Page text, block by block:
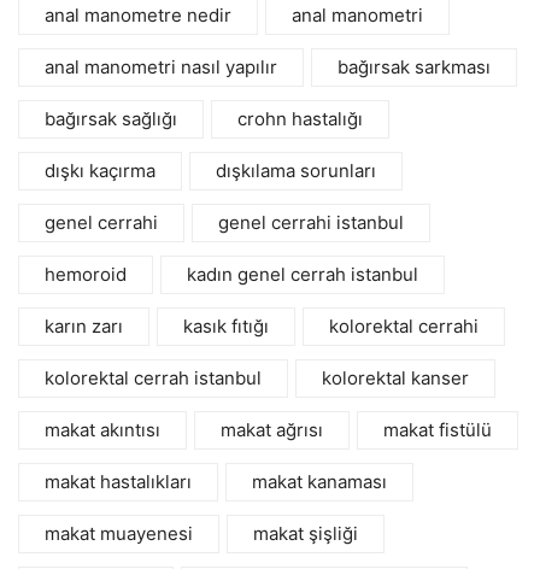
anal manometre nedir anal manometri
anal manometri nasıl yapılır bağırsak sarkması
bağırsak sağlığı crohn hastalığı
dışkı kaçırma dışkılama sorunları
genel cerrahi genel cerrahi istanbul
hemoroid kadın genel cerrah istanbul
karın zarı kasık fıtığı kolorektal cerrahi
kolorektal cerrah istanbul kolorektal kanser
makat akıntısı makat ağrısı makat fistülü
makat hastalıkları makat kanaması
makat muayenesi makat şişliği